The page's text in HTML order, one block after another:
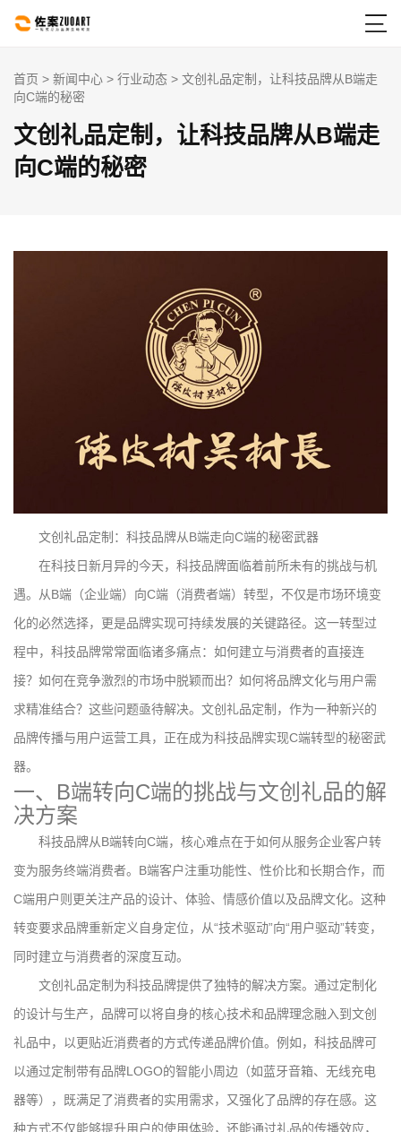

首页 > 新闻中心 > 行业动态 > 文创礼品定制，让科技品牌从B端走
向C端的秘密
文创礼品定制，让科技品牌从B端走
向C端的秘密
文创礼品定制：科技品牌从B端走向C端的秘密武器
在科技日新月异的今天，科技品牌面临着前所未有的挑战与机
遇。从B端（企业端）向C端（消费者端）转型，不仅是市场环境变
化的必然选择，更是品牌实现可持续发展的关键路径。这一转型过
程中，科技品牌常常面临诸多痛点：如何建立与消费者的直接连
接？如何在竞争激烈的市场中脱颖而出？如何将品牌文化与用户需
求精准结合？这些问题亟待解决。文创礼品定制，作为一种新兴的
品牌传播与用户运营工具，正在成为科技品牌实现C端转型的秘密武
器。
一、B端转向C端的挑战与文创礼品的解
决方案
科技品牌从B端转向C端，核心难点在于如何从服务企业客户转
变为服务终端消费者。B端客户注重功能性、性价比和长期合作，而
C端用户则更关注产品的设计、体验、情感价值以及品牌文化。这种
转变要求品牌重新定义自身定位，从“技术驱动”向“用户驱动”转变，
同时建立与消费者的深度互动。
文创礼品定制为科技品牌提供了独特的解决方案。通过定制化
的设计与生产，品牌可以将自身的核心技术和品牌理念融入到文创
礼品中，以更贴近消费者的方式传递品牌价值。例如，科技品牌可
以通过定制带有品牌LOGO的智能小周边（如蓝牙音箱、无线充电
器等），既满足了消费者的实用需求，又强化了品牌的存在感。这
种方式不仅能够提升用户的使用体验，还能通过礼品的传播效应，